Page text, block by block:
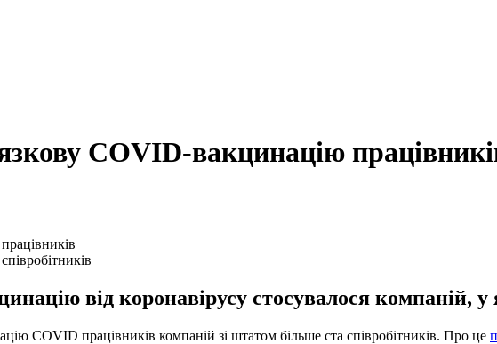
COVID-вакцинацію
від коронавірусу стосувалося компаній,
COVID працівників компаній зі штатом більше ста співробітників. Про це